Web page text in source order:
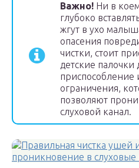
Важно! Ни в
глубоко
жгут в ухо
опасения
чистки, стоит
детские
приспособление
ограничения,
позволяют
слуховой канал.